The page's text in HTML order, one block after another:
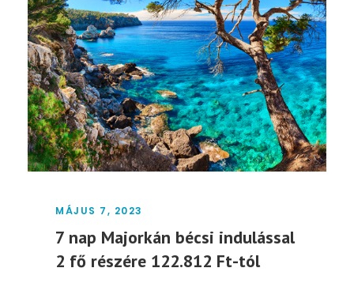
MÁJUS 7, 2023
7 nap Majorkán bécsi indulással
2 fő részére 122.812 Ft-tól